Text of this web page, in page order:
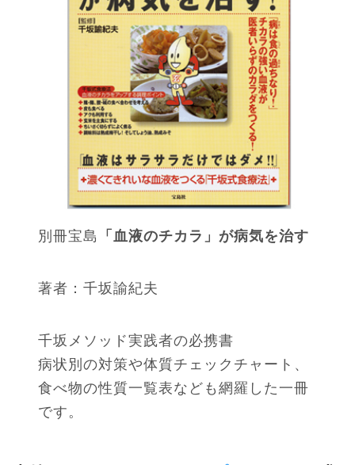
別冊宝島 「血液のチカラ」が病気を治す
著者：千坂諭紀夫
千坂メソッド実践者の必携書
病状別の対策や体質チェックチャート、
食べ物の性質一覧表なども網羅した一冊
です。